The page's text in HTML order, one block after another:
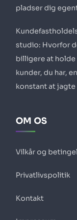
pladser dig
studio: Hvorfor
billigere at holde
kunder, du har,
konstant at jagte
OM OS
Vilkår og
Privatlivspolitik
Kontakt